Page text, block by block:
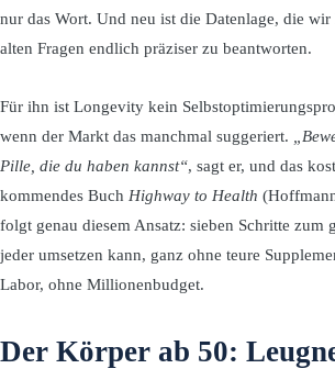
nur das Wort. Und neu ist die Datenlage, die wir
alten Fragen endlich präziser zu beantworten.
Für ihn ist Longevity kein
wenn der Markt das manchmal suggeriert.
Pille, die du haben kannst“, sagt er, und das
kommendes Buch Highway to Health
folgt genau diesem Ansatz: sieben Schritte zum
jeder umsetzen kann, ganz ohne teure
Labor, ohne Millionenbudget.
Der Körper ab 50: